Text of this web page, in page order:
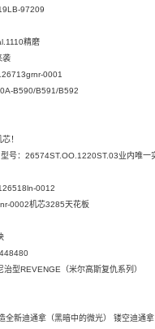
97209
精磨
袭
0001
B590/B591/B592
！
号：26574ST.OO.1220ST.03业内唯一
0012
0002机芯3285天花板
型REVENGE（米尔高斯复仇系列）
全新迪通拿（黑暗中的微光） 镂空迪通拿